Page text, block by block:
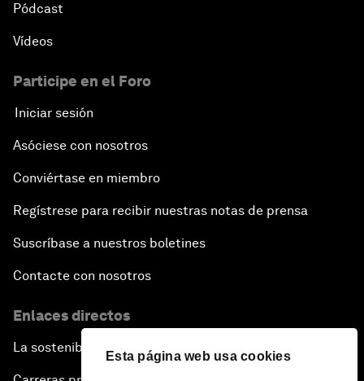
Esta página web usa cookies
Pódcast
Vídeos
Participe en el Foro
Iniciar sesión
Asóciese con nosotros
Conviértase en miembro
Regístrese para recibir nuestras notas de prensa
Suscríbase a nuestros boletines
Contacte con nosotros
Enlaces directos
La sostenibilidad en el Foro